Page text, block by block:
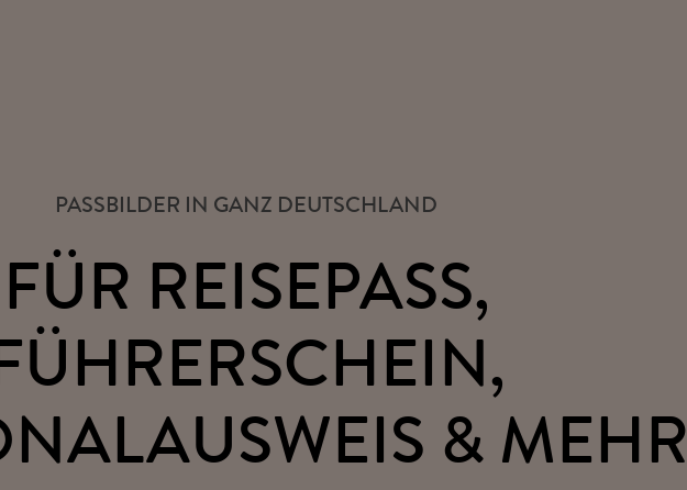
PASSBILDER IN GANZ DEUTSCHLAND
FÜR REISEPASS,
& MEHR